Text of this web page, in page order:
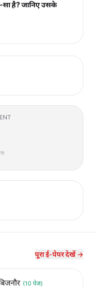
सा है? जानिए उसके
पूरा ई-पेपर देखें →
(10 पेज)